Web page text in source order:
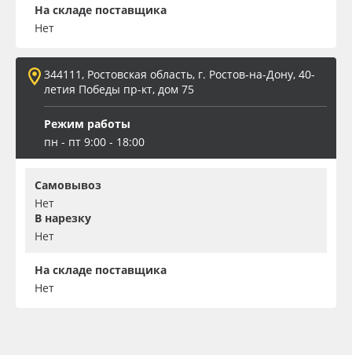
На складе поставщика
Нет
344111, Ростовская область, г. Ростов-на-Дону, 40-
летия Победы пр-кт, дом 75
Режим работы
пн - пт 9:00 - 18:00
Самовывоз
Нет
В нарезку
Нет
На складе поставщика
Нет